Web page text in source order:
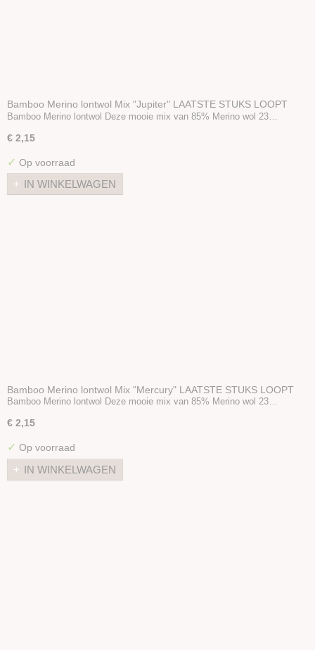
Bamboo Merino lontwol Mix "Jupiter" LAATSTE STUKS LOOPT
UIT
Bamboo Merino lontwol Deze mooie mix van 85% Merino wol 23…
€ 2,15
✓ Op voorraad
IN WINKELWAGEN
Bamboo Merino lontwol Mix "Mercury" LAATSTE STUKS LOOPT
UIT
Bamboo Merino lontwol Deze mooie mix van 85% Merino wol 23…
€ 2,15
✓ Op voorraad
IN WINKELWAGEN